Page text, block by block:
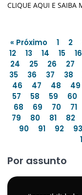
CLIQUE AQUI E SAIBA
« Próximo 1 2
12
13 14 15 16
24
25 26 27
35
36 37 38
46
47 48 49
57
58 59 60
68
69 70 71
79
80 81 82
90
91 92 93
Por assunto